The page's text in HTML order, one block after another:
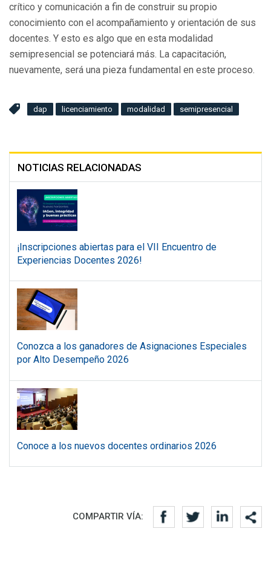
crítico y comunicación a fin de construir su propio
conocimiento con el acompañamiento y orientación de sus
docentes. Y esto es algo que en esta modalidad
semipresencial se potenciará más. La capacitación,
nuevamente, será una pieza fundamental en este proceso.
dap licenciamiento modalidad semipresencial
NOTICIAS RELACIONADAS
¡Inscripciones abiertas para el VII Encuentro de
Experiencias Docentes 2026!
Conozca a los ganadores de Asignaciones Especiales
por Alto Desempeño 2026
Conoce a los nuevos docentes ordinarios 2026
Redes sociales
COMPARTIR VÍA: